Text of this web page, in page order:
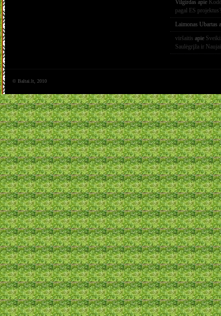
Vilgirdas apie
pagal ES projektus?
Laimonas Ubartas
viršaitis apie
Saulėgrįža ir
© Baltai.lt, 2010